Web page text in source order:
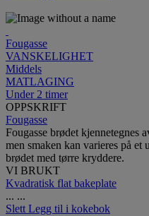
Fougasse
VANSKELIGHET
Middels
MATLAGING
Under 2 timer
OPPSKRIFT
Fougasse
Fougasse brødet kjennetegnes
men smaken kan varieres på et
brødet med tørre kryddere.
VI BRUKT
Kvadratisk flat bakeplate
... ...
Slett Legg til i kokebok